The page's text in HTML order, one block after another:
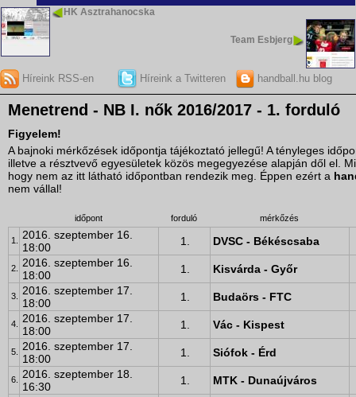
HK Asztrahanocska
Team Esbjerg
Híreink RSS-en Híreink a Twitteren handball.hu blog
Menetrend - NB I. nők 2016/2017 - 1. forduló
Figyelem!
A bajnoki mérkőzések időpontja tájékoztató jellegű! A tényleges
illetve a résztvevő egyesületek közös megegyezése alapján dől el.
hogy nem az itt látható időpontban rendezik meg. Éppen ezért a
nem vállal!
időpont forduló mérkőzés
1.
2016. szeptember 16.
18:00
1. DVSC - Békéscsaba
2.
2016. szeptember 16.
18:00
1. Kisvárda - Győr
3.
2016. szeptember 17.
18:00
1. Budaörs - FTC
4.
2016. szeptember 17.
18:00
1. Vác - Kispest
5.
2016. szeptember 17.
18:00
1. Siófok - Érd
6.
2016. szeptember 18.
16:30
1. MTK - Dunaújváros